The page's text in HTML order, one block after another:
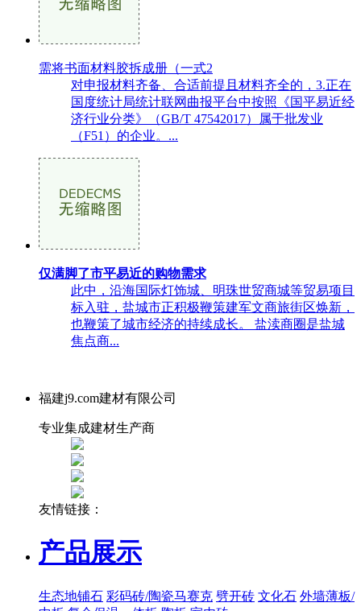
需将书面材料胶拆成册（一式2
对申报材料齐备、合适前提且材料齐全的，3.正在
国度统计局统计联网曲报平台中按照《国平易近经
济行业分类》（GB/T 47542017）属于批发业
（F51）的企业。...
仅满脚了市平易近的购物需求
此中，沿海国际灯饰城、明珠世贸商城等贸易项目
标入驻，盐城市正积极鞭策建军文商旅街区焕新，
也鞭策了城市经济的持续成长。 盐渎商圈是盐城
焦点商...
福建j9.com建材有限公司
专业集成建材生产商
友情链接：
产品展示
生态地铺石 彩码砖/陶瓷马赛克 劈开砖 文化石 外墙薄板/